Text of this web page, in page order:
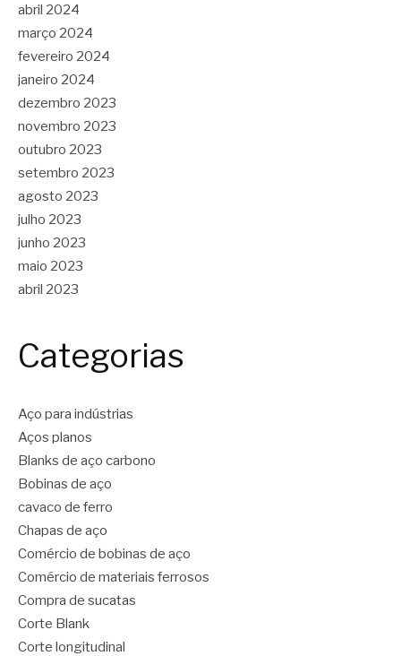
abril 2024
março 2024
fevereiro 2024
janeiro 2024
dezembro 2023
novembro 2023
outubro 2023
setembro 2023
agosto 2023
julho 2023
junho 2023
maio 2023
abril 2023
Categorias
Aço para indústrias
Aços planos
Blanks de aço carbono
Bobinas de aço
cavaco de ferro
Chapas de aço
Comércio de bobinas de aço
Comércio de materiais ferrosos
Compra de sucatas
Corte Blank
Corte longitudinal